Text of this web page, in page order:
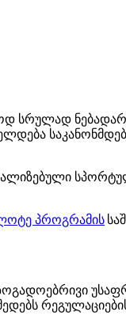
სრულად
პროგრამის